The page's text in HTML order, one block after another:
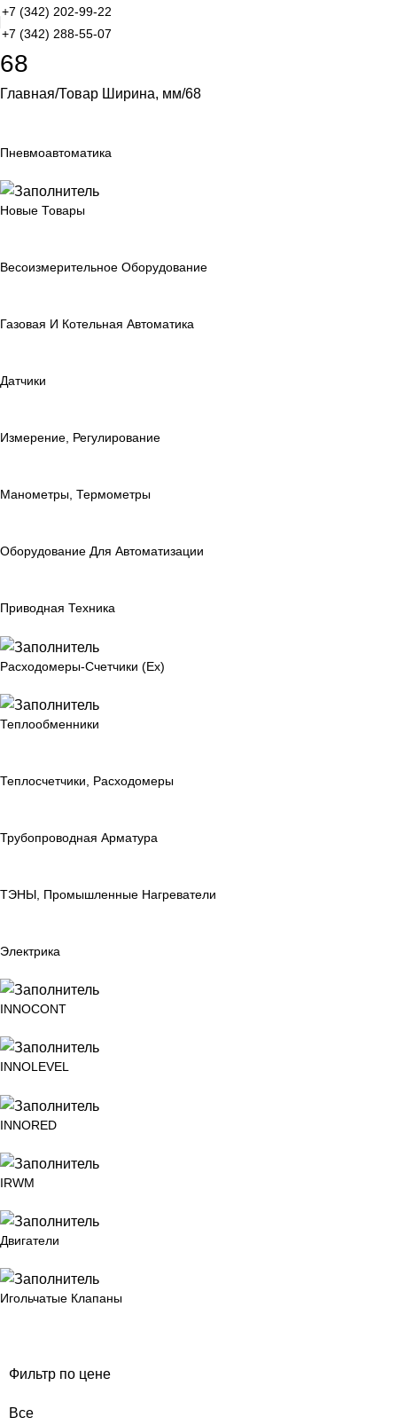
+7 (342) 202-99-22
+7 (342) 288-55-07
68
Главная Товар Ширина, мм 68
Пневмоавтоматика
Новые Товары
Весоизмерительное Оборудование
Газовая И Котельная Автоматика
Датчики
Измерение, Регулирование
Манометры, Термометры
Оборудование Для Автоматизации
Приводная Техника
Расходомеры-Счетчики (Ex)
Теплообменники
Теплосчетчики, Расходомеры
Трубопроводная Арматура
ТЭНЫ, Промышленные Нагреватели
Электрика
INNOCONT
INNOLEVEL
INNORED
IRWM
Двигатели
Игольчатые Клапаны
Фильтр по цене
Все